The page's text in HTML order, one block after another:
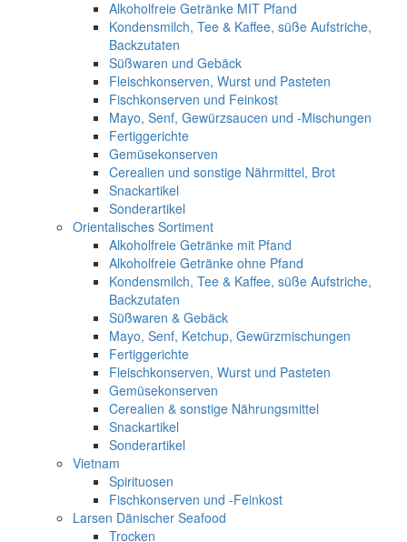
Alkoholfreie Getränke MIT Pfand
Kondensmilch, Tee & Kaffee, süße Aufstriche,
Backzutaten
Süßwaren und Gebäck
Fleischkonserven, Wurst und Pasteten
Fischkonserven und Feinkost
Mayo, Senf, Gewürzsaucen und -Mischungen
Fertiggerichte
Gemüsekonserven
Cerealien und sonstige Nährmittel, Brot
Snackartikel
Sonderartikel
Orientalisches Sortiment
Alkoholfreie Getränke mit Pfand
Alkoholfreie Getränke ohne Pfand
Kondensmilch, Tee & Kaffee, süße Aufstriche,
Backzutaten
Süßwaren & Gebäck
Mayo, Senf, Ketchup, Gewürzmischungen
Fertiggerichte
Fleischkonserven, Wurst und Pasteten
Gemüsekonserven
Cerealien & sonstige Nährungsmittel
Snackartikel
Sonderartikel
Vietnam
Spirituosen
Fischkonserven und -Feinkost
Larsen Dänischer Seafood
Trocken